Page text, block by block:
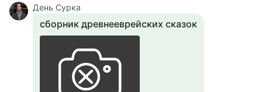
День Сурка
сборник древнееврейских сказок